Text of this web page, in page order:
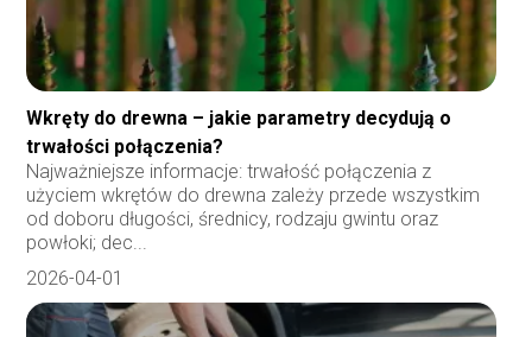
Wkręty do drewna – jakie parametry decydują o
trwałości połączenia?
Najważniejsze informacje: trwałość połączenia z
użyciem wkrętów do drewna zależy przede wszystkim
od doboru długości, średnicy, rodzaju gwintu oraz
powłoki; dec...
2026-04-01